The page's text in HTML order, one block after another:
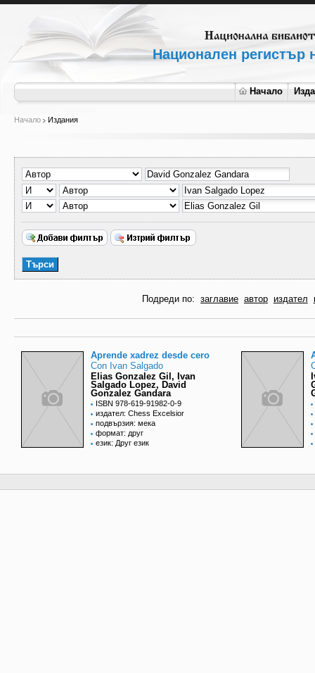
Национален регистър
Начало
Начало Издания
Подреди по: заглавие автор издател
Aprende xadrez desde cero
Con Ivan Salgado
Elias Gonzalez Gil, Ivan
Salgado Lopez, David
Gonzalez Gandara
ISBN 978-619-91982-0-9
издател: Chess Excelsior
подвързия: мека
формат: друг
език: Друг език